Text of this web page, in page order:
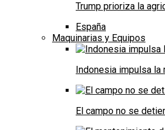
Trump prioriza la
España
Maquinarias y Equipos
Indonesia impulsa
El campo no se